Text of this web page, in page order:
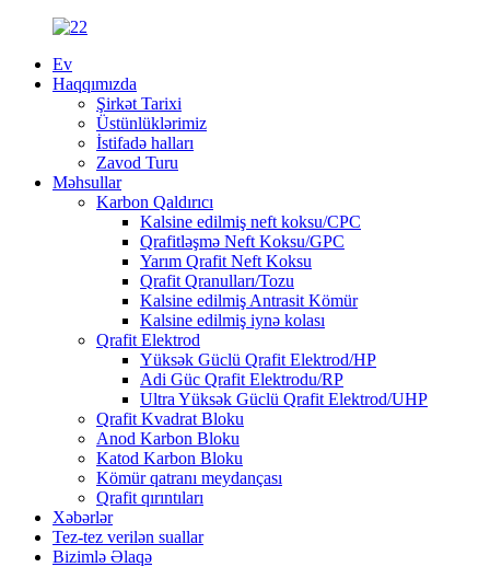
Ev
Haqqımızda
Şirkət Tarixi
Üstünlüklərimiz
İstifadə halları
Zavod Turu
Məhsullar
Karbon Qaldırıcı
Kalsine edilmiş neft koksu/CPC
Qrafitləşmə Neft Koksu/GPC
Yarım Qrafit Neft Koksu
Qrafit Qranulları/Tozu
Kalsine edilmiş Antrasit Kömür
Kalsine edilmiş iynə kolası
Qrafit Elektrod
Yüksək Güclü Qrafit Elektrod/HP
Adi Güc Qrafit Elektrodu/RP
Ultra Yüksək Güclü Qrafit Elektrod/UHP
Qrafit Kvadrat Bloku
Anod Karbon Bloku
Katod Karbon Bloku
Kömür qatranı meydançası
Qrafit qırıntıları
Xəbərlər
Tez-tez verilən suallar
Bizimlə Əlaqə